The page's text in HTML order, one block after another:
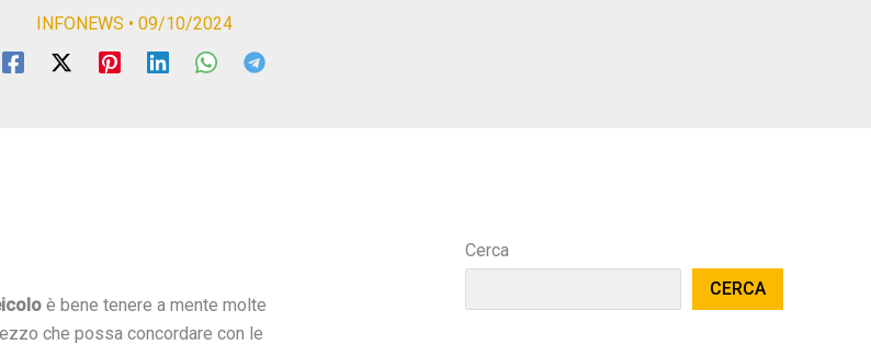
INFONEWS • 09/10/2024
è bene tenere a mente molte
che possa concordare con le
Cerca
CERCA